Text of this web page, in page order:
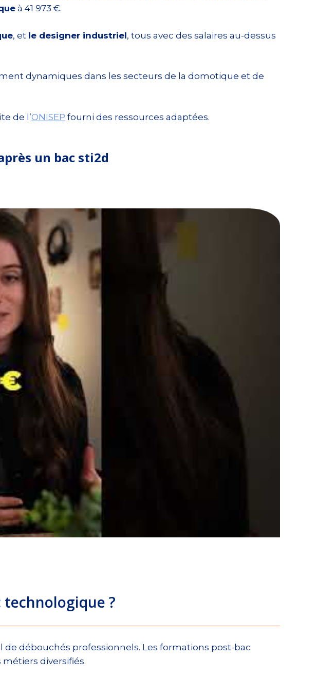
à 41 973 €.
, et le designer industriel, tous avec des salaires au-dessus
dynamiques dans les secteurs de la domotique et de
de l’ONISEP fourni des ressources adaptées.
un bac sti2d
technologique ?
débouchés professionnels. Les formations post-bac
diversifiés.